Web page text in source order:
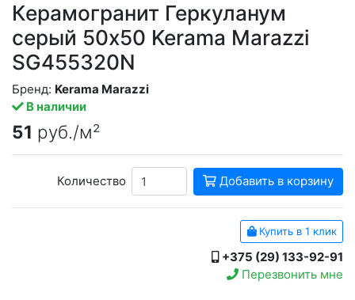
Керамогранит Геркуланум
серый 50x50 Kerama Marazzi
SG455320N
В наличии
Бренд: Kerama Marazzi
51 руб./м²
Количество Добавить в корзину
Купить в 1 клик
+375 (29) 133-92-91
Перезвонить мне